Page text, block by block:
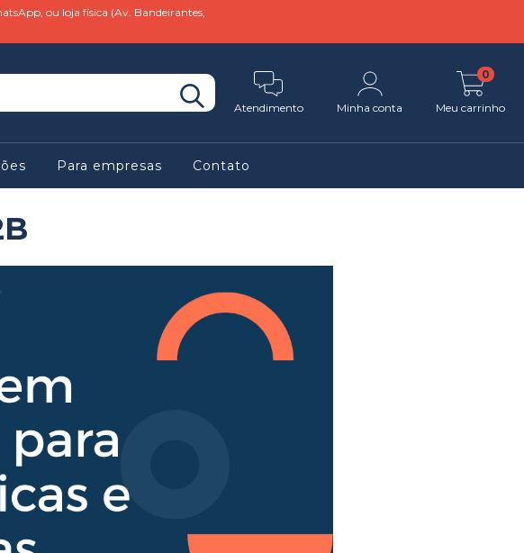
ou loja física (Av. Bandeirantes,
Atendimento Minha conta Meu carrinho
0
Para empresas Contato